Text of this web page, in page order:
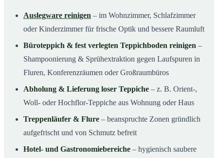
Auslegware reinigen – im Wohnzimmer, Schlafzimmer
oder Kinderzimmer für frische Optik und bessere Raumluft
Büroteppich & fest verlegten Teppichboden reinigen –
Shampoonierung & Sprühextraktion gegen Laufspuren in
Fluren, Konferenzräumen oder Großraumbüros
Abholung & Lieferung loser Teppiche – z. B. Orient-,
Woll- oder Hochflor-Teppiche aus Wohnung oder Haus
Treppenläufer & Flure – beanspruchte Zonen gründlich
aufgefrischt und von Schmutz befreit
Hotel- und Gastronomiebereiche – hygienisch saubere